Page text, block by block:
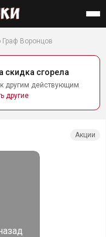
Граф Воронцов
скидка сгорела
другим действующим
другие
Акции